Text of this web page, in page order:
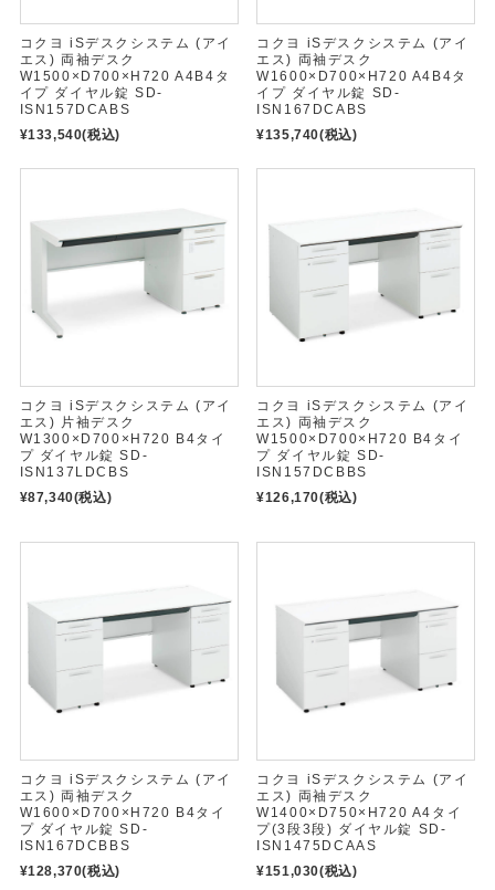
コクヨ iSデスクシステム (アイ
エス) 両袖デスク
W1500×D700×H720 A4B4タ
イプ ダイヤル錠 SD-
ISN157DCABS
¥133,540(税込)
コクヨ iSデスクシステム (アイ
エス) 両袖デスク
W1600×D700×H720 A4B4タ
イプ ダイヤル錠 SD-
ISN167DCABS
¥135,740(税込)
コクヨ iSデスクシステム (アイ
エス) 片袖デスク
W1300×D700×H720 B4タイ
プ ダイヤル錠 SD-
ISN137LDCBS
¥87,340(税込)
コクヨ iSデスクシステム (アイ
エス) 両袖デスク
W1500×D700×H720 B4タイ
プ ダイヤル錠 SD-
ISN157DCBBS
¥126,170(税込)
コクヨ iSデスクシステム (アイ
エス) 両袖デスク
W1600×D700×H720 B4タイ
プ ダイヤル錠 SD-
ISN167DCBBS
¥128,370(税込)
コクヨ iSデスクシステム (アイ
エス) 両袖デスク
W1400×D750×H720 A4タイ
プ(3段3段) ダイヤル錠 SD-
ISN1475DCAAS
¥151,030(税込)